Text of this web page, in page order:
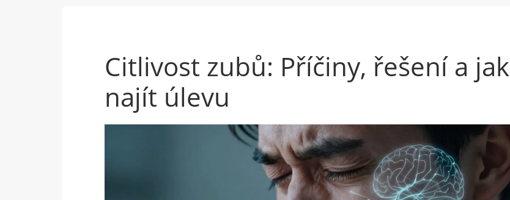
Citlivost zubů: Příčiny, řešení a jak
najít úlevu